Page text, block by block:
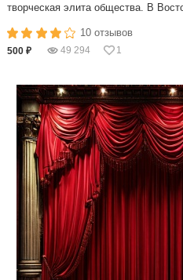
творческая элита общества. В
10 отзывов
500 ₽ 49 294 1